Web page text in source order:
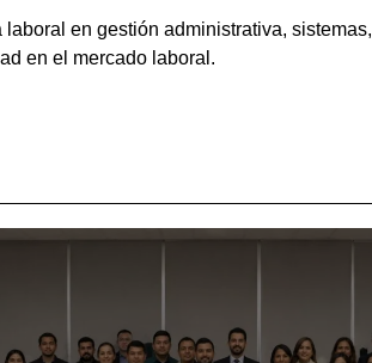
en gestión administrativa, sistemas,
en el mercado laboral.